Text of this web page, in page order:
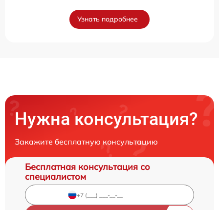
Узнать подробнее
Нужна консультация?
Закажите бесплатную консультацию
Бесплатная консультация со
специалистом